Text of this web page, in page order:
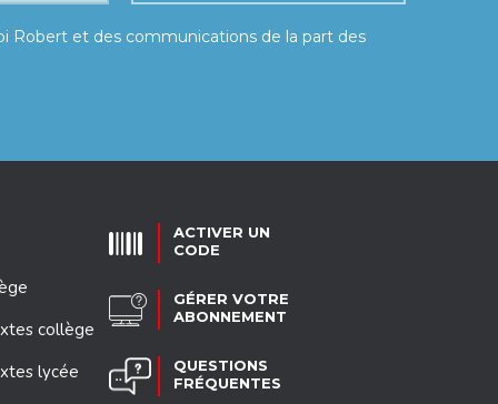
Robert et des communications de la part des
collège
lycée
ACTIVER UN
CODE
GÉRER VOTRE
ABONNEMENT
QUESTIONS
FRÉQUENTES